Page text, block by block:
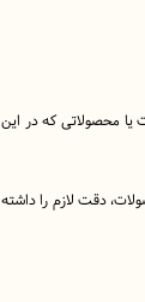
یا محصولاتی که در این
دقت لازم را داشته